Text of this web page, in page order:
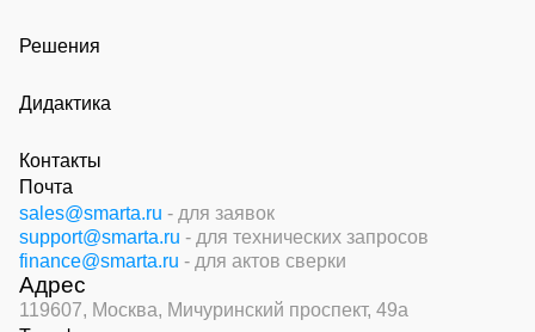
Решения
Дидактика
Контакты
Почта
sales@smarta.ru - для заявок
support@smarta.ru - для технических запросов
finance@smarta.ru - для актов сверки
Адрес
119607, Москва, Мичуринский проспект, 49а